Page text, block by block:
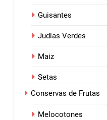
Guisantes
Judias Verdes
Maiz
Setas
Conservas de Frutas
Melocotones